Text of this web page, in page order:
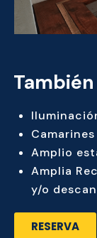
Amplio
Amplia
y/o
RESERVA